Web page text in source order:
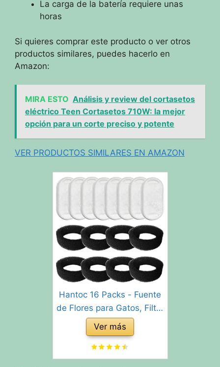
La carga de la batería requiere unas
horas
Si quieres comprar este producto o ver otros
productos similares, puedes hacerlo en
Amazon:
MIRA ESTO Análisis y review del cortasetos
eléctrico Teen Cortasetos 710W: la mejor
opción para un corte preciso y potente
VER PRODUCTOS SIMILARES EN AMAZON
Hantoc 16 Packs - Fuente
de Flores para Gatos, Filtro
de carbón de 8 Piezas y
Esponja de Espuma para
Gatos de Acero Inoxidable
PLWF003 con Resina y
Ver más